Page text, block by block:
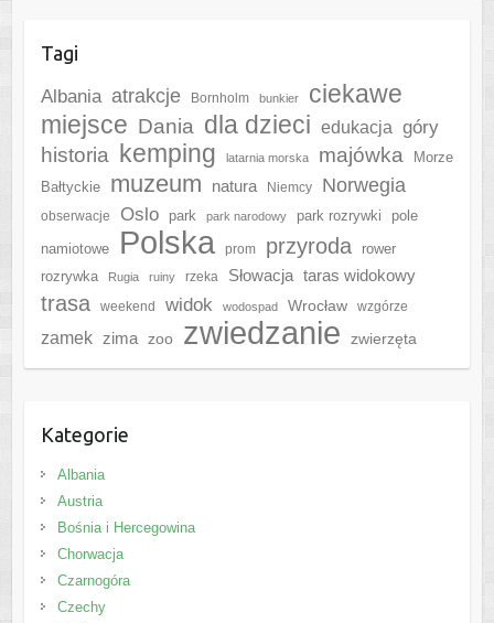
Tagi
Albania atrakcje Bornholm bunkier
ciekawe
miejsce Dania dla dzieci edukacja góry
historia kemping latarnia morska majówka
Morze
Bałtyckie
muzeum natura Niemcy Norwegia
obserwacje Oslo park park narodowy park rozrywki
pole
namiotowe
Polska prom przyroda
rower
rozrywka
Rugia ruiny rzeka Słowacja taras widokowy
trasa weekend widok wodospad Wrocław wzgórze
zamek zima zoo zwiedzanie zwierzęta
Kategorie
Albania
Austria
Bośnia i Hercegowina
Chorwacja
Czarnogóra
Czechy